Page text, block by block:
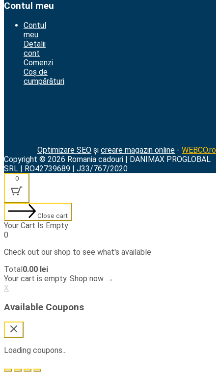
Contul meu
Contul
meu
Detalii
cont
Comenzi
Coș de
cumpărături
Optimizare SEO și creare magazin online - WEBCO.ro
Copyright © 2026 Romania cadouri | DANIMAX PROGLOBAL
SRL | RO42739689 | J33/767/2020
0
Close cart
Your Cart Is Empty
0
Check out our shop to see what's available
Cart
Total:
Total0.00 lei
Your cart is empty. Shop now →
X
Available Coupons
Loading coupons...